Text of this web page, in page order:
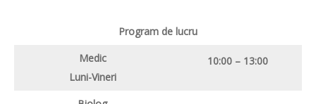
CONTRACTE C.A.S.
CHELTUIELI
CONSILIU DE ETICĂ
CONTACT
INFORMAŢII CONTACT
Program de lucru
Medic
Luni-Vineri
10:00 – 13:00